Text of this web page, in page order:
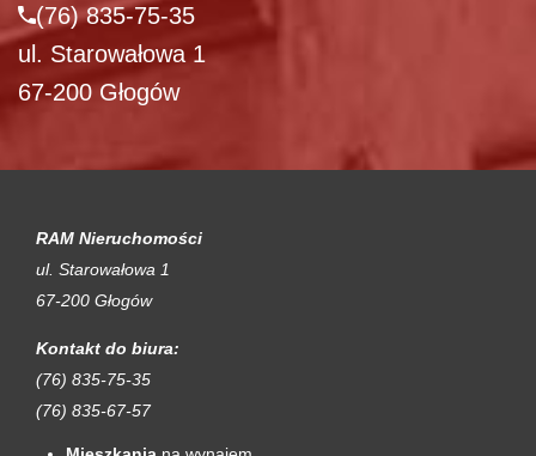
(76) 835-75-35
ul. Starowałowa 1
67-200 Głogów
RAM Nieruchomości
ul. Starowałowa 1
67-200 Głogów
Kontakt do biura:
(76) 835-75-35
(76) 835-67-57